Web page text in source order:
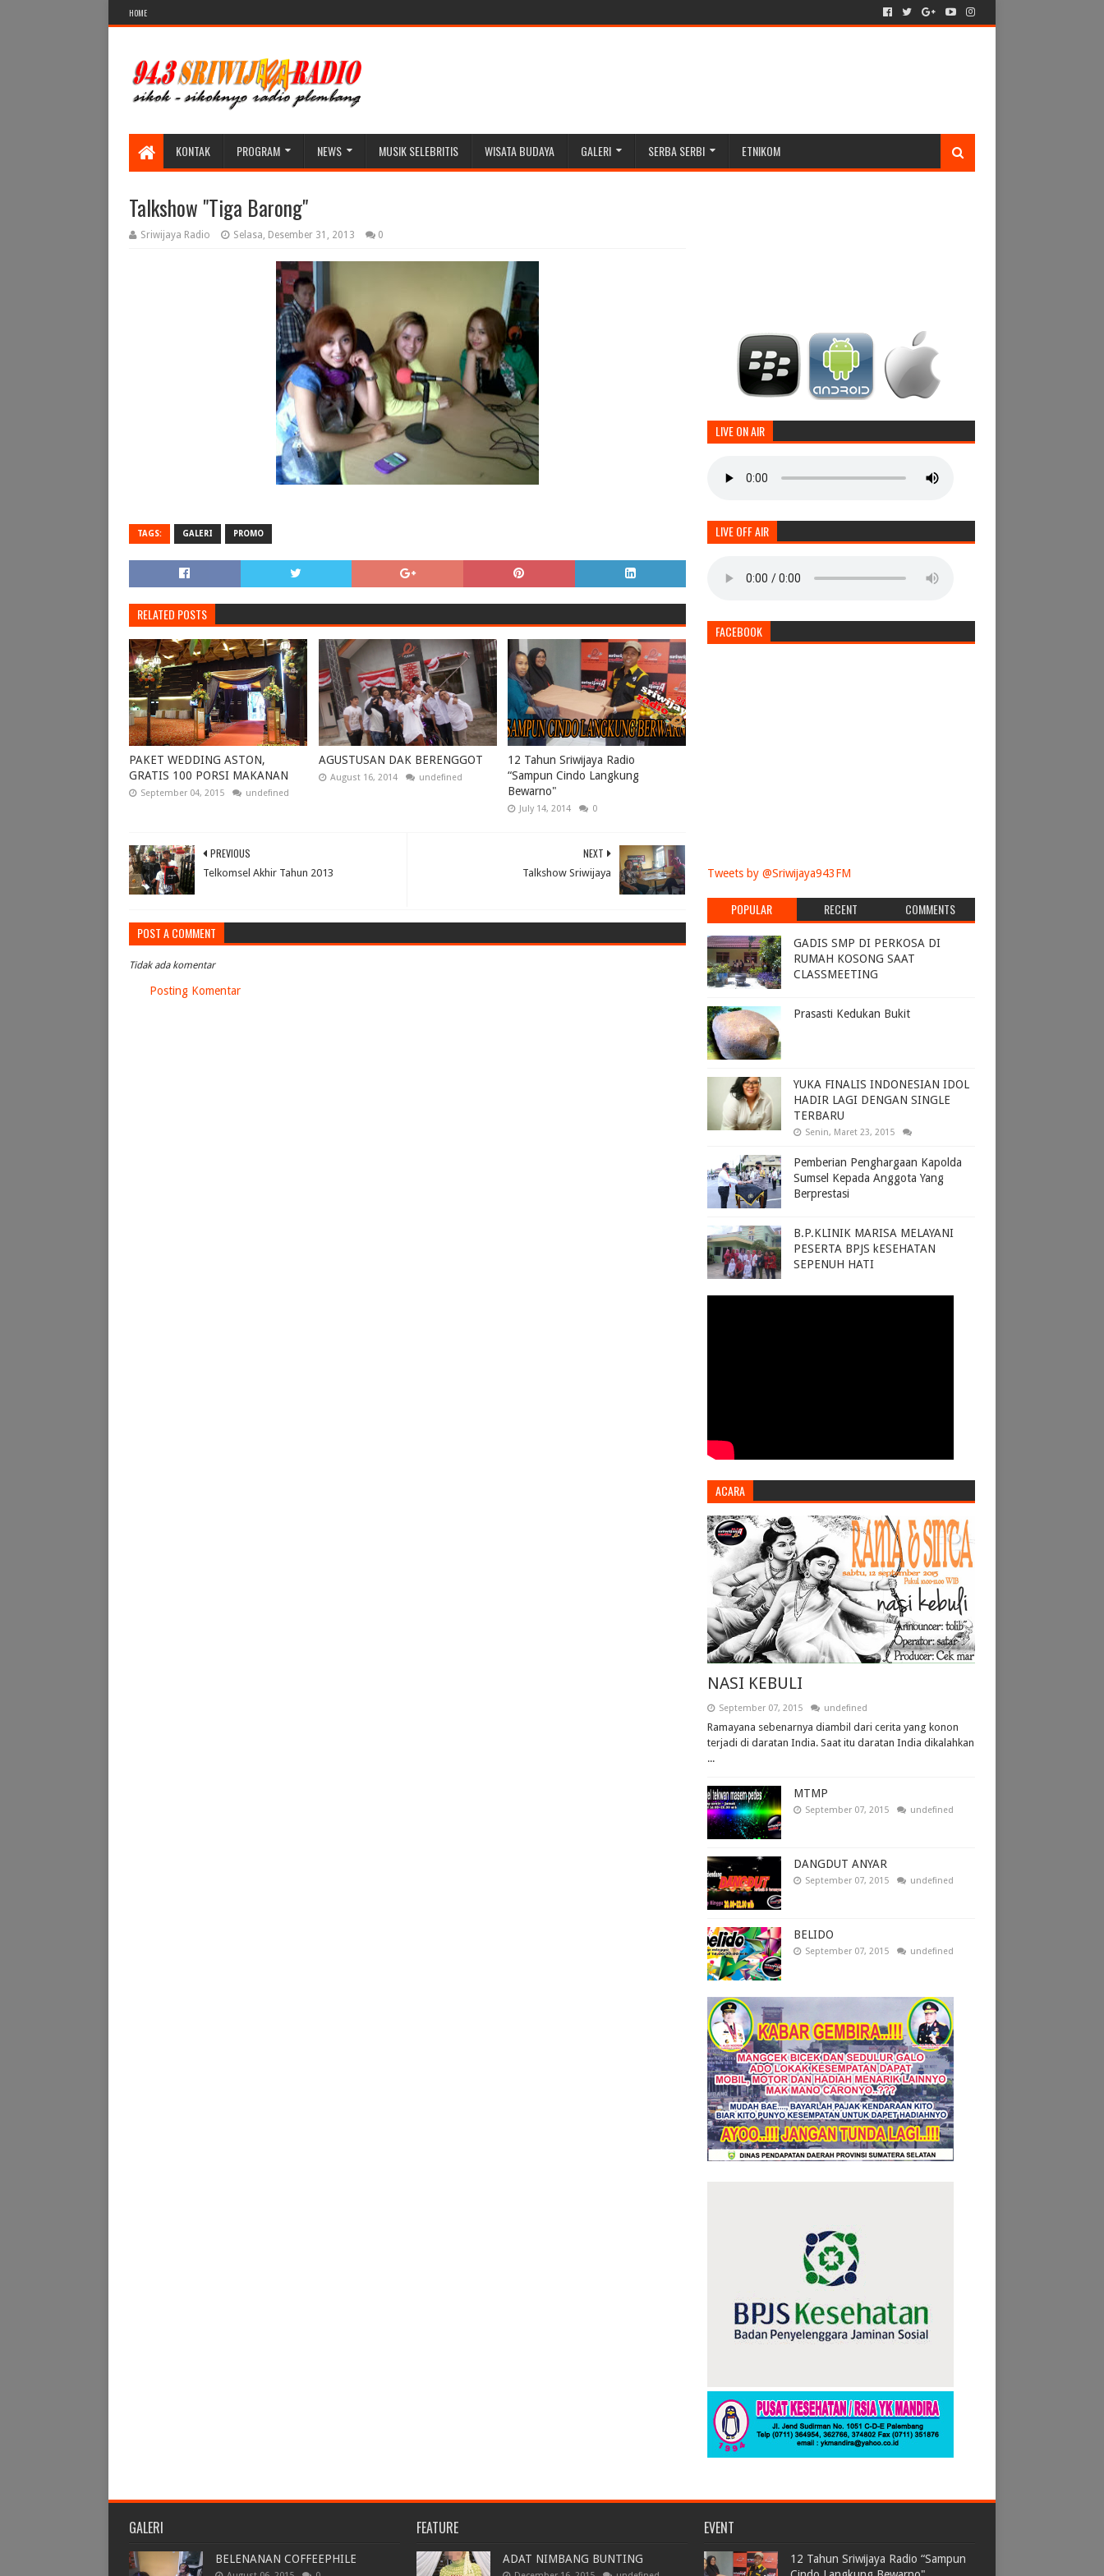
HOME
KONTAK PROGRAM NEWS MUSIK SELEBRITIS WISATA BUDAYA GALERI SERBA SERBI ETNIKOM
Talkshow "Tiga Barong"
Sriwijaya Radio Selasa, Desember 31, 2013 0
TAGS: GALERI PROMO
RELATED POSTS
PAKET WEDDING ASTON,
GRATIS 100 PORSI MAKANAN
September 04, 2015 undefined
AGUSTUSAN DAK BERENGGOT
August 16, 2014 undefined
12 Tahun Sriwijaya Radio
“Sampun Cindo Langkung
Bewarno"
July 14, 2014 0
NEXT
Talkshow Sriwijaya
PREVIOUS
Telkomsel Akhir Tahun 2013
POST A COMMENT
Tidak ada komentar
Posting Komentar
LIVE ON AIR
LIVE OFF AIR
FACEBOOK
Tweets by @Sriwijaya943FM
POPULAR RECENT COMMENTS
GADIS SMP DI PERKOSA DI
RUMAH KOSONG SAAT
CLASSMEETING
Prasasti Kedukan Bukit
YUKA FINALIS INDONESIAN IDOL
HADIR LAGI DENGAN SINGLE
TERBARU
Senin, Maret 23, 2015
Pemberian Penghargaan Kapolda
Sumsel Kepada Anggota Yang
Berprestasi
B.P.KLINIK MARISA MELAYANI
PESERTA BPJS kESEHATAN
SEPENUH HATI
ACARA
NASI KEBULI
September 07, 2015 undefined
Ramayana sebenarnya diambil dari cerita yang konon
terjadi di daratan India. Saat itu daratan India dikalahkan
...
MTMP
September 07, 2015 undefined
DANGDUT ANYAR
September 07, 2015 undefined
BELIDO
September 07, 2015 undefined
GALERI
BELENANAN COFFEEPHILE
FEATURE
ADAT NIMBANG BUNTING
EVENT
12 Tahun Sriwijaya Radio “Sampun